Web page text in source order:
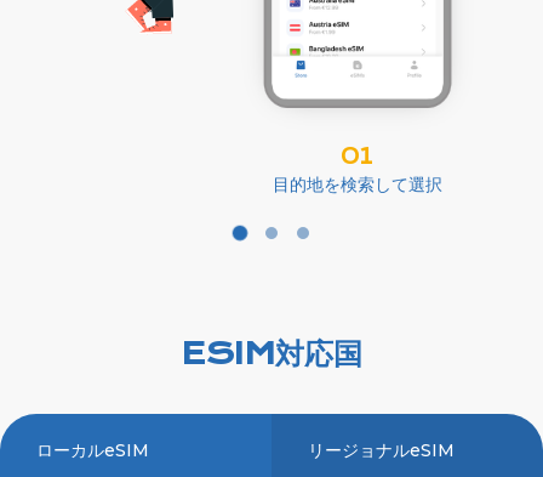
01
目的地を検索して選択
ESIM対応国
ローカルeSIM リージョナルeSIM